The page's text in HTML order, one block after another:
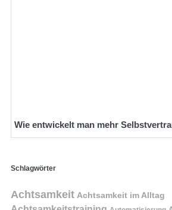
Wie entwickelt man mehr
Schlagwörter
Achtsamkeit Achtsamkeit im Alltag